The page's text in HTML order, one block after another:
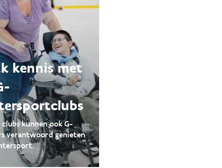
kennis met
clubs kunnen ook G-
verantwoord genieten